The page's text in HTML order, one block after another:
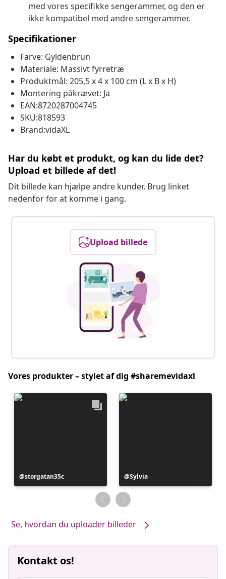
med vores specifikke sengerammer, og den er
ikke kompatibel med andre sengerammer.
Specifikationer
Farve: Gyldenbrun
Materiale: Massivt fyrretræ
Produktmål: 205,5 x 4 x 100 cm (L x B x H)
Montering påkrævet: Ja
EAN:8720287004745
SKU:818593
Brand:vidaXL
Har du købt et produkt, og kan du lide det?
Upload et billede af det!
Dit billede kan hjælpe andre kunder. Brug linket
nedenfor for at komme i gang.
Upload billede
Vores produkter – stylet af dig #sharemevidaxl
Opslag
offentliggjort
storgatan35c
Opslag
offentliggjort
af
Sylvia
Se, hvordan du uploader billeder
Kontakt os!